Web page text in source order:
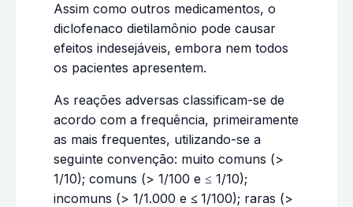
Assim como outros medicamentos, o
diclofenaco dietilamônio pode causar
efeitos indesejáveis, embora nem todos
os pacientes apresentem.
As reações adversas classificam-se de
acordo com a frequência, primeiramente
as mais frequentes, utilizando-se a
seguinte convenção: muito comuns (>
1/10); comuns (> 1/100 e ≤ 1/10);
incomuns (> 1/1.000 e ≤ 1/100); raras (>